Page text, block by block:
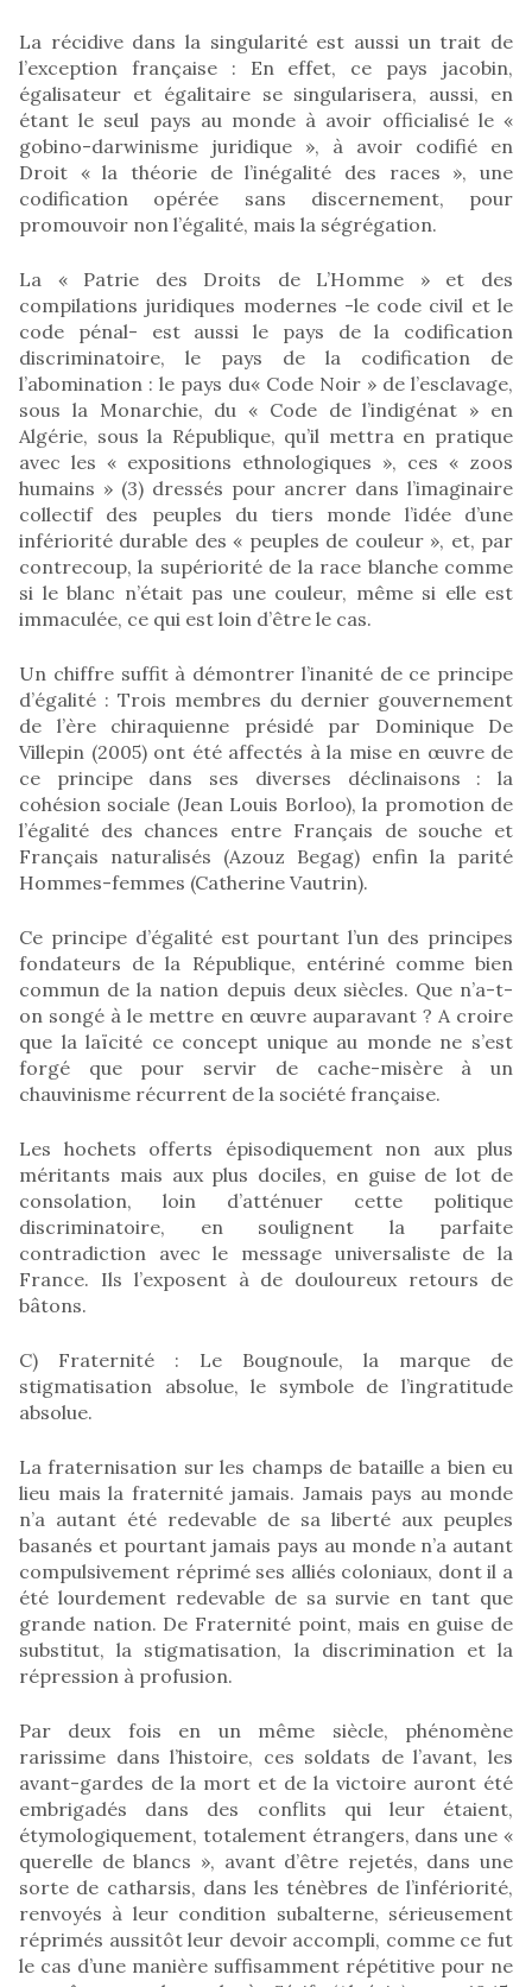
La récidive dans la singularité est aussi un trait de
l’exception française : En effet, ce pays jacobin,
égalisateur et égalitaire se singularisera, aussi, en
étant le seul pays au monde à avoir officialisé le «
gobino-darwinisme juridique », à avoir codifié en
Droit « la théorie de l’inégalité des races », une
codification opérée sans discernement, pour
promouvoir non l’égalité, mais la ségrégation.
La « Patrie des Droits de L’Homme » et des
compilations juridiques modernes -le code civil et le
code pénal- est aussi le pays de la codification
discriminatoire, le pays de la codification de
l’abomination : le pays du« Code Noir » de l’esclavage,
sous la Monarchie, du « Code de l’indigénat » en
Algérie, sous la République, qu’il mettra en pratique
avec les « expositions ethnologiques », ces « zoos
humains » (3) dressés pour ancrer dans l’imaginaire
collectif des peuples du tiers monde l’idée d’une
infériorité durable des « peuples de couleur », et, par
contrecoup, la supériorité de la race blanche comme
si le blanc n’était pas une couleur, même si elle est
immaculée, ce qui est loin d’être le cas.
Un chiffre suffit à démontrer l’inanité de ce principe
d’égalité : Trois membres du dernier gouvernement
de l’ère chiraquienne présidé par Dominique De
Villepin (2005) ont été affectés à la mise en œuvre de
ce principe dans ses diverses déclinaisons : la
cohésion sociale (Jean Louis Borloo), la promotion de
l’égalité des chances entre Français de souche et
Français naturalisés (Azouz Begag) enfin la parité
Hommes-femmes (Catherine Vautrin).
Ce principe d’égalité est pourtant l’un des principes
fondateurs de la République, entériné comme bien
commun de la nation depuis deux siècles. Que n’a-t-
on songé à le mettre en œuvre auparavant ? A croire
que la laïcité ce concept unique au monde ne s’est
forgé que pour servir de cache-misère à un
chauvinisme récurrent de la société française.
Les hochets offerts épisodiquement non aux plus
méritants mais aux plus dociles, en guise de lot de
consolation, loin d’atténuer cette politique
discriminatoire, en soulignent la parfaite
contradiction avec le message universaliste de la
France. Ils l’exposent à de douloureux retours de
bâtons.
C) Fraternité : Le Bougnoule, la marque de
stigmatisation absolue, le symbole de l’ingratitude
absolue.
La fraternisation sur les champs de bataille a bien eu
lieu mais la fraternité jamais. Jamais pays au monde
n’a autant été redevable de sa liberté aux peuples
basanés et pourtant jamais pays au monde n’a autant
compulsivement réprimé ses alliés coloniaux, dont il a
été lourdement redevable de sa survie en tant que
grande nation. De Fraternité point, mais en guise de
substitut, la stigmatisation, la discrimination et la
répression à profusion.
Par deux fois en un même siècle, phénomène
rarissime dans l’histoire, ces soldats de l’avant, les
avant-gardes de la mort et de la victoire auront été
embrigadés dans des conflits qui leur étaient,
étymologiquement, totalement étrangers, dans une «
querelle de blancs », avant d’être rejetés, dans une
sorte de catharsis, dans les ténèbres de l’infériorité,
renvoyés à leur condition subalterne, sérieusement
réprimés aussitôt leur devoir accompli, comme ce fut
le cas d’une manière suffisamment répétitive pour ne